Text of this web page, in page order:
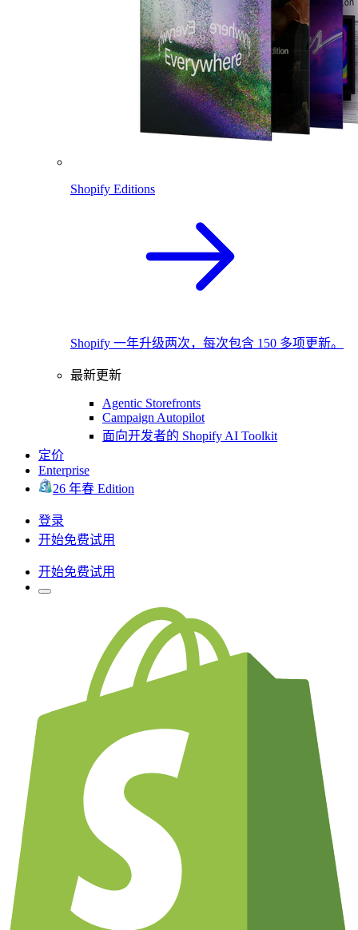
Shopify Editions
Shopify 一年升级两次，每次包含 150 多项更新。
最新更新
Agentic Storefronts
Campaign Autopilot
面向开发者的 Shopify AI Toolkit
定价
Enterprise
26 年春 Edition
登录
开始免费试用
开始免费试用